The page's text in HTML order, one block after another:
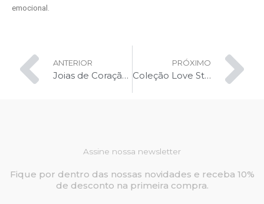
emocional.
Prev
ANTERIOR
Joias de Coração Colorido: a expressão do sentimento através das gemas preciosas
PRÓXIMO
Coleção Love Story – Rosane Magri
Assine nossa newsletter
Fique por dentro das nossas novidades e receba 10%
de desconto na primeira compra.